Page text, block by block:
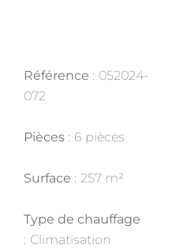
Référence
052024-
072
Pièces 6 pièces
Surface 257 m²
Type de chauffage
Climatisation